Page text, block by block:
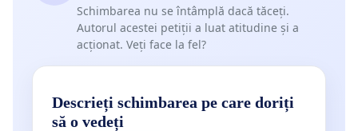
Schimbarea nu se întâmplă dacă tăceți.
Autorul acestei petiții a luat atitudine și a
acționat. Veți face la fel?
Descrieți schimbarea pe care doriți
să o vedeți